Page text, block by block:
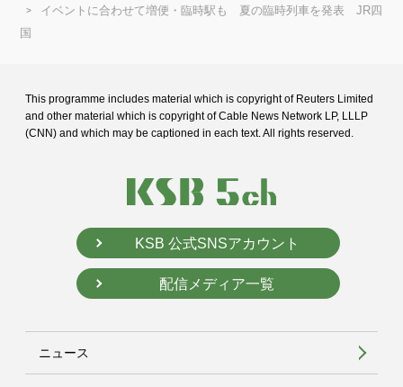
イベントに合わせて増便・臨時駅も 夏の臨時列車を発表 JR四
国
This programme includes material which is copyright of Reuters Limited
and other material which is copyright of Cable News Network LP, LLLP
(CNN) and which may be captioned in each text. All rights reserved.
KSB 公式SNSアカウント
配信メディア一覧
ニュース